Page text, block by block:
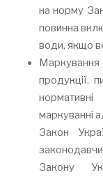
на норму
повинна
води, якщо
продукції,
маркуванні
Закон
Закону